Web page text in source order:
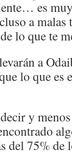
es
a
lo que te
a
lo que
y
del 75% de